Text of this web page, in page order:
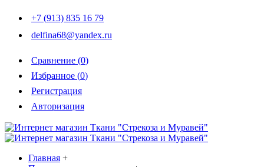
+7 (913) 835 16 79
delfina68@yandex.ru
Сравнение (0)
Избранное (0)
Регистрация
Авторизация
Главная +